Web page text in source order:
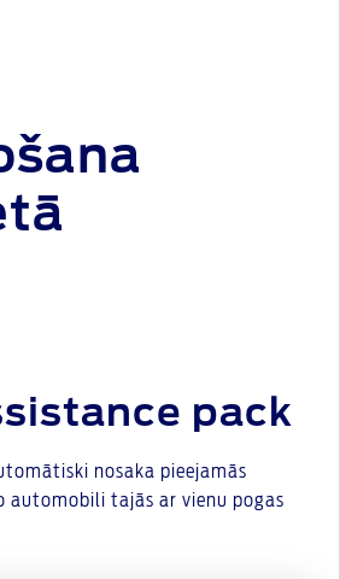
pack
nosaka pieejamās
automobili tajās ar vienu pogas